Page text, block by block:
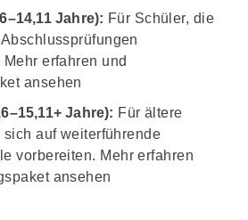
Jahre): Für Schüler, die
Mehr erfahren und
ansehen
Jahre): Für ältere
sich auf weiterführende
vorbereiten. Mehr erfahren
ansehen